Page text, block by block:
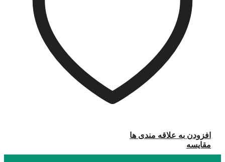
افزودن به علاقه مندی ها
مقایسه